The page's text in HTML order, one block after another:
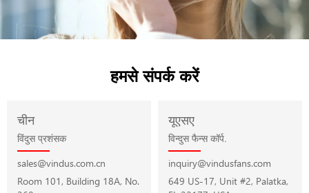
हमसे संपर्क करें
चीन
विंदुस प्रशंसक
sales@vindus.com.cn
Room 101, Building 18A, No.
यूएसए
विन्दुस फैन्स कॉर्प.
inquiry@vindusfans.com
649 US-17, Unit #2, Palatka,